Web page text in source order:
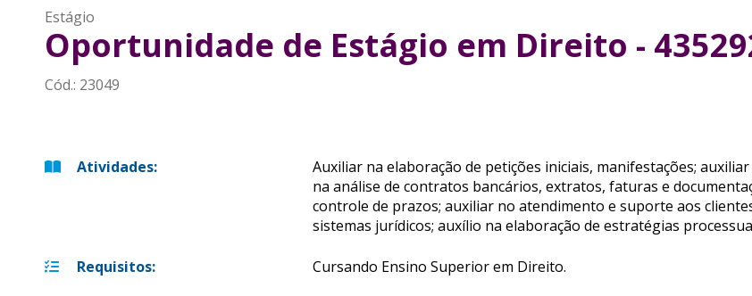
Estágio
Oportunidade de Estágio em Direito -
Cód.: 23049
Atividades:
Auxiliar na elaboração de petições iniciais, manifestações;
na análise de contratos bancários, extratos, faturas e
controle de prazos; auxiliar no atendimento e suporte aos
sistemas jurídicos; auxílio na elaboração de estratégias
Requisitos: Cursando Ensino Superior em Direito.